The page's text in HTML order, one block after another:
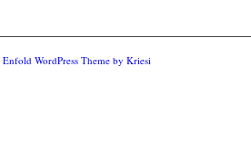
Enfold WordPress Theme by Kriesi